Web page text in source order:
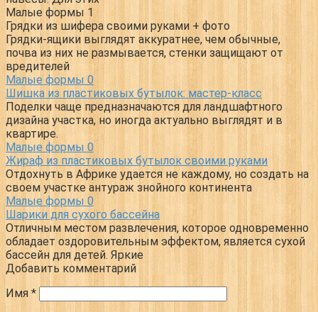
Малые формы 1
Грядки из шифера своими руками + фото
Грядки-ящики выглядят аккуратнее, чем обычные,
почва из них не размывается, стенки защищают от
вредителей
Малые формы 0
Шишка из пластиковых бутылок: мастер-класс
Поделки чаще предназначаются для ландшафтного
дизайна участка, но иногда актуально выглядят и в
квартире.
Малые формы 0
Жираф из пластиковых бутылок своими руками
Отдохнуть в Африке удается не каждому, но создать на
своем участке антураж знойного континента
Малые формы 0
Шарики для сухого бассейна
Отличным местом развлечения, которое одновременно
обладает оздоровительным эффектом, является сухой
бассейн для детей. Яркие
Добавить комментарий
Имя *